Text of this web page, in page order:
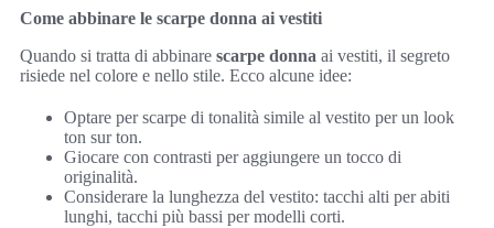
Come abbinare le scarpe donna ai vestiti
Quando si tratta di abbinare scarpe donna ai vestiti, il segreto
risiede nel colore e nello stile. Ecco alcune idee:
Optare per scarpe di tonalità simile al vestito per un look
ton sur ton.
Giocare con contrasti per aggiungere un tocco di
originalità.
Considerare la lunghezza del vestito: tacchi alti per abiti
lunghi, tacchi più bassi per modelli corti.